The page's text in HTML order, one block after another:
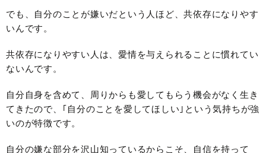
でも、自分のことが嫌いだという人ほど、共依存になりやす
いんです。
共依存になりやすい人は、愛情を与えられることに慣れてい
ないんです。
自分自身を含めて、周りからも愛してもらう機会がなく生き
てきたので、｢自分のことを愛してほしい｣という気持ちが強
いのが特徴です。
自分の嫌な部分を沢山知っているからこそ、自信を持って